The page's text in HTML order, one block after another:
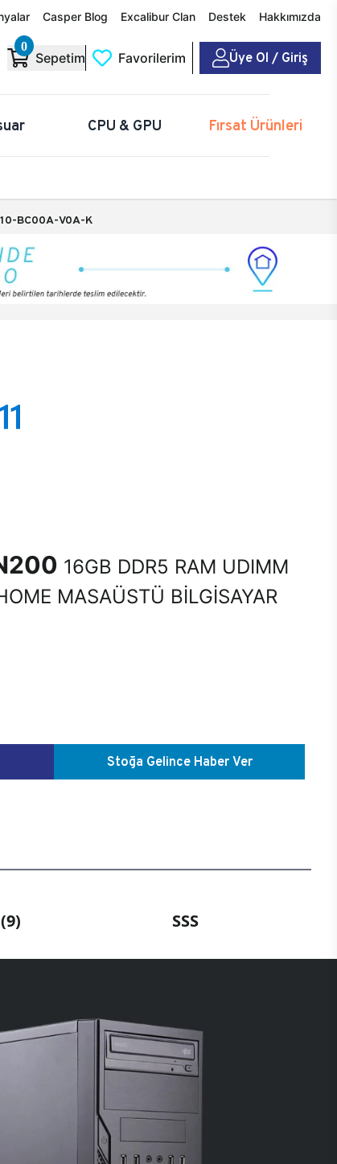
Casper Blog Excalibur Clan Destek Hakkımızda
0
Sepetim Favorilerim Üye Ol / Giriş
CPU & GPU Fırsat Ürünleri
BC00A-V0A-K
16GB DDR5 RAM UDIMM
MASAÜSTÜ BİLGİSAYAR
Stoğa Gelince Haber Ver
SSS